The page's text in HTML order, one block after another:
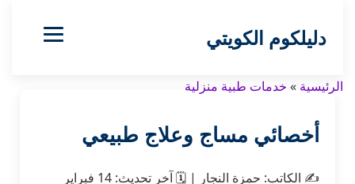
دليلكوم الكويتي
الرئيسية » خدمات طبية منزلية
أخصائي مساج وعلاج طبيعي
✍️ الكاتب: حمزة النجار |
🗓️آخر تحديث:
14 فبراير